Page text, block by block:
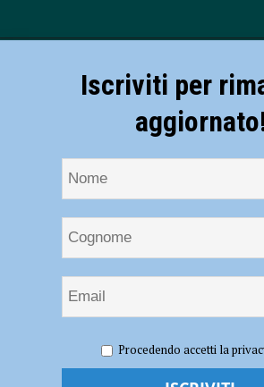
il Cadeo Carpaneto progetta il 2021 con
Iscriviti per
Procedendo accetti la